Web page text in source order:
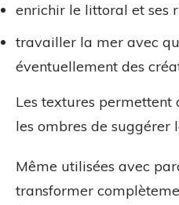
enrichir le littoral et ses
travailler la mer avec
éventuellement des
Les textures
les ombres de suggérer
Même utilisées avec
transformer